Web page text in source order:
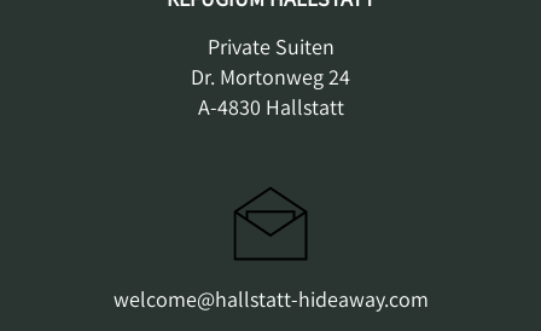
Private Suiten
Dr. Mortonweg 24
A-4830 Hallstatt
welcome@hallstatt-hideaway.com